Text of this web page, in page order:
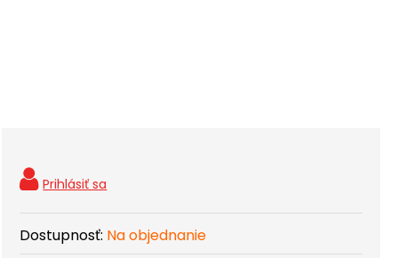
Dostupnosť: Na objednanie